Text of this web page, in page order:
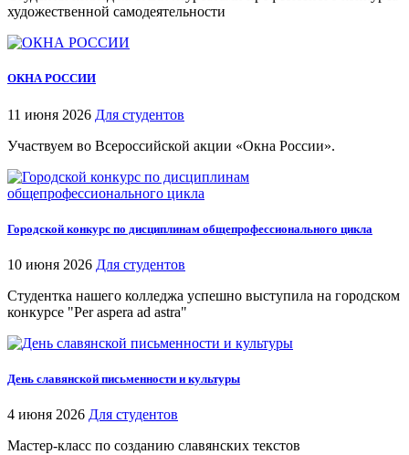
художественной самодеятельности
ОКНА РОССИИ
11 июня 2026 Для студентов
Участвуем во Всероссийской акции «Окна России».
Городской конкурс по дисциплинам общепрофессионального цикла
10 июня 2026 Для студентов
Студентка нашего колледжа успешно выступила на городском
конкурсе "Per aspera ad astra"
День славянской письменности и культуры
4 июня 2026 Для студентов
Мастер-класс по созданию славянских текстов